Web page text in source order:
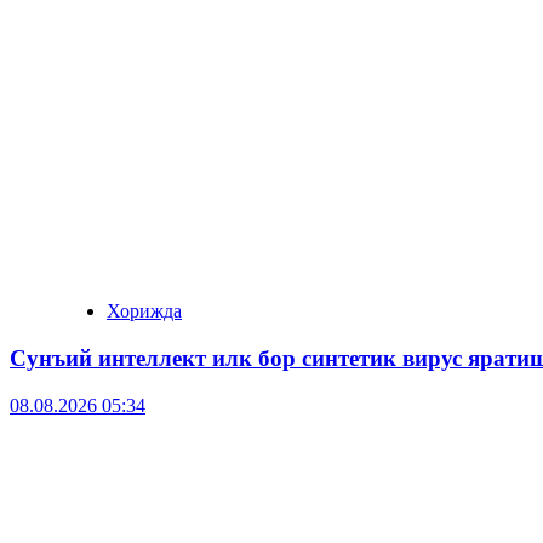
Хорижда
Сунъий интеллект илк бор синтетик вирус
08.08.2026 05:34